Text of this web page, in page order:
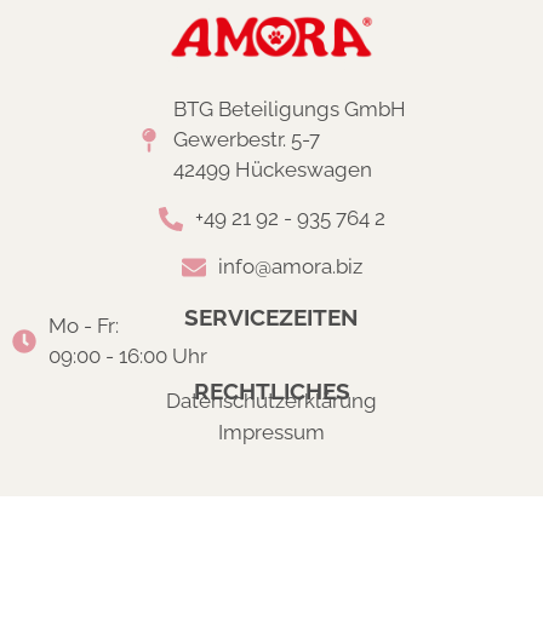
BTG Beteiligungs GmbH
Gewerbestr. 5-7
42499 Hückeswagen
+49 21 92 - 935 764 2
info@amora.biz
SERVICEZEITEN
Mo - Fr:
09:00 - 16:00 Uhr
RECHTLICHES
Datenschutzerklärung
Impressum